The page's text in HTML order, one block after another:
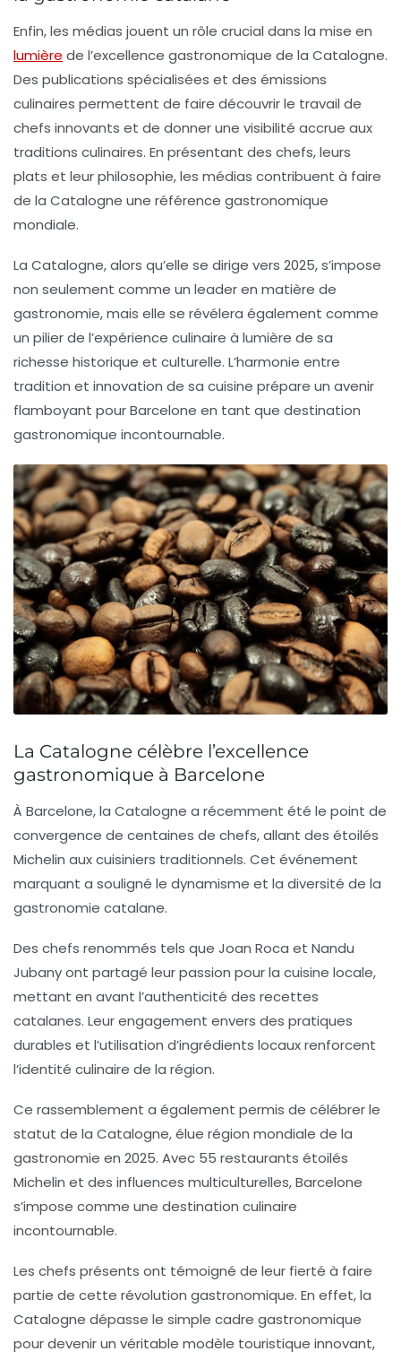
Enfin, les médias jouent un rôle crucial dans la mise en
lumière de l’excellence gastronomique de la Catalogne.
Des publications spécialisées et des émissions
culinaires permettent de faire découvrir le travail de
chefs innovants et de donner une visibilité accrue aux
traditions culinaires. En présentant des chefs, leurs
plats et leur philosophie, les médias contribuent à faire
de la Catalogne une référence gastronomique
mondiale.
La Catalogne, alors qu’elle se dirige vers 2025, s’impose
non seulement comme un leader en matière de
gastronomie, mais elle se révélera également comme
un pilier de l’expérience culinaire à lumière de sa
richesse historique et culturelle. L’harmonie entre
tradition et innovation de sa cuisine prépare un avenir
flamboyant pour Barcelone en tant que destination
gastronomique incontournable.
La Catalogne célèbre l’excellence
gastronomique à Barcelone
À Barcelone, la Catalogne a récemment été le point de
convergence de centaines de chefs, allant des étoilés
Michelin aux cuisiniers traditionnels. Cet événement
marquant a souligné le dynamisme et la diversité de la
gastronomie catalane.
Des chefs renommés tels que Joan Roca et Nandu
Jubanyont partagé leur passion pour la cuisine locale,
mettant en avant l’authenticité des recettes
catalanes. Leur engagement envers des pratiques
durables et l’utilisation d’ingrédients locaux renforcent
l’identité culinaire de la région.
Ce rassemblement a également permis de célébrer le
statut de la Catalogne, élue région mondiale de la
gastronomie en 2025. Avec 55 restaurants étoilés
Michelin et des influences multiculturelles, Barcelone
s’impose comme une destination culinaire
incontournable.
Les chefs présents ont témoigné de leur fierté à faire
partie de cette révolution gastronomique. En effet, la
Catalogne dépasse le simple cadre gastronomique
pour devenir un véritable modèle touristique innovant,